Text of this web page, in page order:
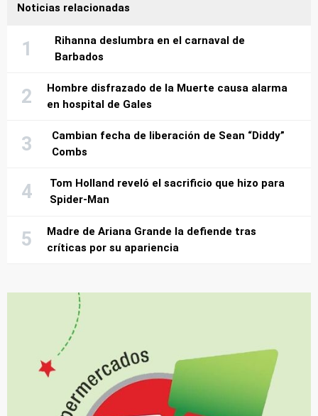
Noticias relacionadas
Rihanna deslumbra en el carnaval de
Barbados
Hombre disfrazado de la Muerte causa alarma
en hospital de Gales
Cambian fecha de liberación de Sean “Diddy”
Combs
Tom Holland reveló el sacrificio que hizo para
Spider-Man
Madre de Ariana Grande la defiende tras
críticas por su apariencia